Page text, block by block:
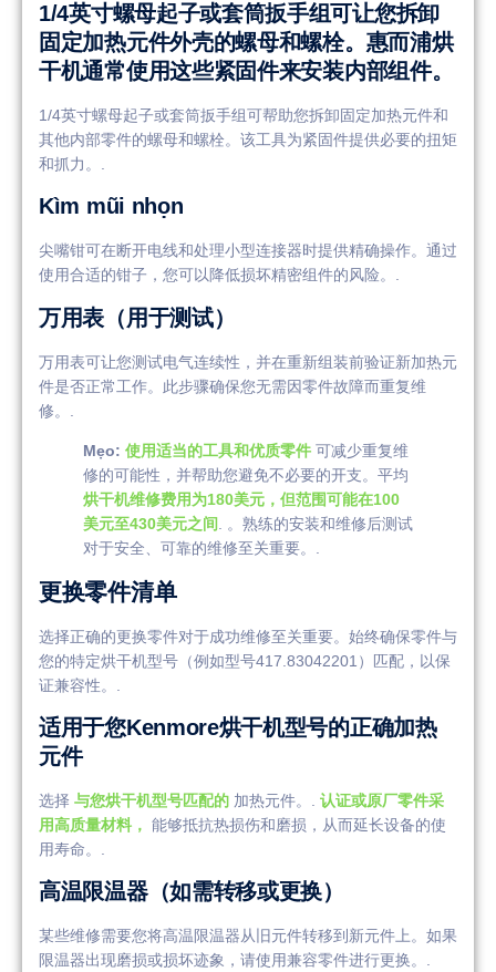
1/4英寸螺母起子或套筒扳手组可让您拆卸
固定加热元件外壳的螺母和螺栓。惠而浦烘
干机通常使用这些紧固件来安装内部组件。
1/4英寸螺母起子或套筒扳手组可帮助您拆卸固定加热元件和
其他内部零件的螺母和螺栓。该工具为紧固件提供必要的扭矩
和抓力。.
Kìm mũi nhọn
尖嘴钳可在断开电线和处理小型连接器时提供精确操作。通过
使用合适的钳子，您可以降低损坏精密组件的风险。.
万用表（用于测试）
万用表可让您测试电气连续性，并在重新组装前验证新加热元
件是否正常工作。此步骤确保您无需因零件故障而重复维
修。.
Mẹo: 使用适当的工具和优质零件 可减少重复维
修的可能性，并帮助您避免不必要的开支。平均
烘干机维修费用为180美元，但范围可能在100
美元至430美元之间. 。熟练的安装和维修后测试
对于安全、可靠的维修至关重要。.
更换零件清单
选择正确的更换零件对于成功维修至关重要。始终确保零件与
您的特定烘干机型号（例如型号417.83042201）匹配，以保
证兼容性。.
适用于您Kenmore烘干机型号的正确加热
元件
选择 与您烘干机型号匹配的 加热元件。. 认证或原厂零件采
用高质量材料， 能够抵抗热损伤和磨损，从而延长设备的使
用寿命。.
高温限温器（如需转移或更换）
某些维修需要您将高温限温器从旧元件转移到新元件上。如果
限温器出现磨损或损坏迹象，请使用兼容零件进行更换。.